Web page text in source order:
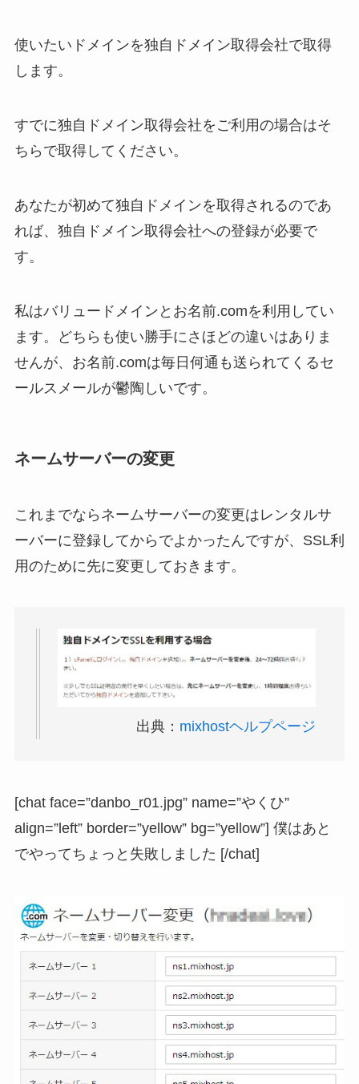
使いたいドメインを独自ドメイン取得会社で取得
します。
すでに独自ドメイン取得会社をご利用の場合はそ
ちらで取得してください。
あなたが初めて独自ドメインを取得されるのであ
れば、独自ドメイン取得会社への登録が必要で
す。
私はバリュードメインとお名前.comを利用してい
ます。どちらも使い勝手にさほどの違いはありま
せんが、お名前.comは毎日何通も送られてくるセ
ールスメールが鬱陶しいです。
ネームサーバーの変更
これまでならネームサーバーの変更はレンタルサ
ーバーに登録してからでよかったんですが、SSL利
用のために先に変更しておきます。
出典： mixhostヘルプページ
[chat face=”danbo_r01.jpg” name=”やくひ”
align=”left” border=”yellow” bg=”yellow”] 僕はあと
でやってちょっと失敗しました [/chat]